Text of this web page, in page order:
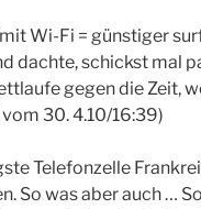
Wi-Fi = günstiger
dachte, schickst mal
gegen die Zeit,
30. 4.10/16:39)
Telefonzelle
So was aber auch …